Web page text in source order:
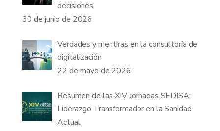
decisiones
30 de junio de 2026
Verdades y mentiras en la consultoría de
digitalización
22 de mayo de 2026
Resumen de las XIV Jornadas SEDISA:
Liderazgo Transformador en la Sanidad
Actual